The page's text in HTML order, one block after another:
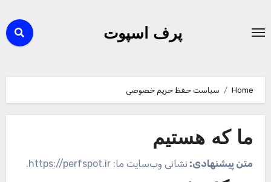
پرف اسپوت
Home سیاست حفظ حریم خصوصی
ما که هستیم
متن پیشنهادی: نشانی وب‌سایت ما: https://perfspot.ir.